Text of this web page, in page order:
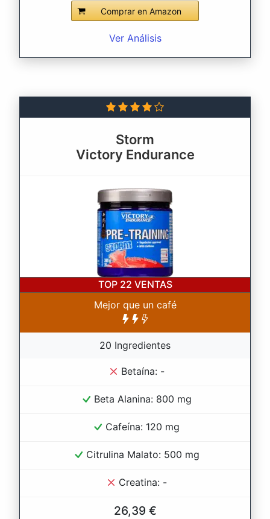
Comprar en Amazon
Ver Análisis
Storm
Victory Endurance
TOP 22 VENTAS
Mejor que un café
20 Ingredientes
Betaína: -
Beta Alanina: 800 mg
Cafeína: 120 mg
Citrulina Malato: 500 mg
Creatina: -
26,39 €